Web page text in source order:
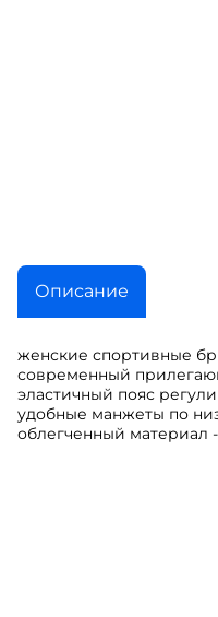
Описание
женские спортивные
современный
эластичный пояс
удобные манжеты по
облегченный материал